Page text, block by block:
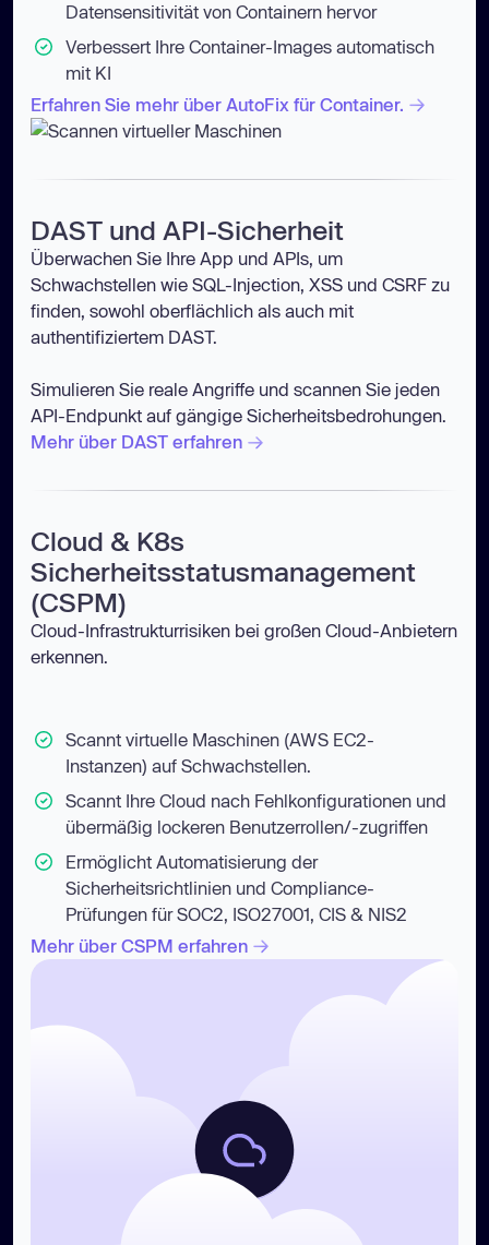
Datensensitivität von Containern hervor
Verbessert Ihre Container-Images automatisch
mit KI
Erfahren Sie mehr über AutoFix für Container.
DAST und API-Sicherheit
Überwachen Sie Ihre App und APIs, um
Schwachstellen wie SQL-Injection, XSS und CSRF zu
finden, sowohl oberflächlich als auch mit
authentifiziertem DAST.
Simulieren Sie reale Angriffe und scannen Sie jeden
API-Endpunkt auf gängige Sicherheitsbedrohungen.
Mehr über DAST erfahren
Cloud & K8s
Sicherheitsstatusmanagement
(CSPM)
Cloud-Infrastrukturrisiken bei großen Cloud-Anbietern
erkennen.
Scannt virtuelle Maschinen (AWS EC2-
Instanzen) auf Schwachstellen.
Scannt Ihre Cloud nach Fehlkonfigurationen und
übermäßig lockeren Benutzerrollen/-zugriffen
Ermöglicht Automatisierung der
Sicherheitsrichtlinien und Compliance-
Prüfungen für SOC2, ISO27001, CIS & NIS2
Mehr über CSPM erfahren